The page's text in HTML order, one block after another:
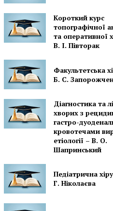
Короткий курс
топографічної
та оперативної
В. І. Півторак
Факультетська
Б. С.
Діагностика та
хворих з
гастро-
кровотечами
етіології – В. О.
Шапринський
Педіатрична
Г. Ніколаєва